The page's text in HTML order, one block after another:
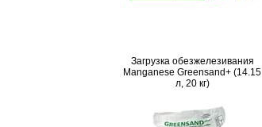
Загрузка обезжелезивания
Manganese Greensand+ (14.15
л, 20 кг)